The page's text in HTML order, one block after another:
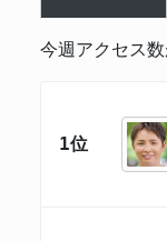
今週アクセス
1位